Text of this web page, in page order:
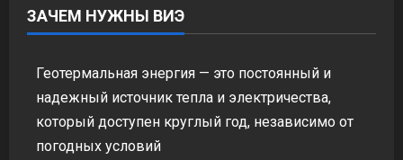
ЗАЧЕМ НУЖНЫ ВИЭ
Геотермальная энергия — это постоянный и
надежный источник тепла и электричества,
который доступен круглый год, независимо от
погодных условий